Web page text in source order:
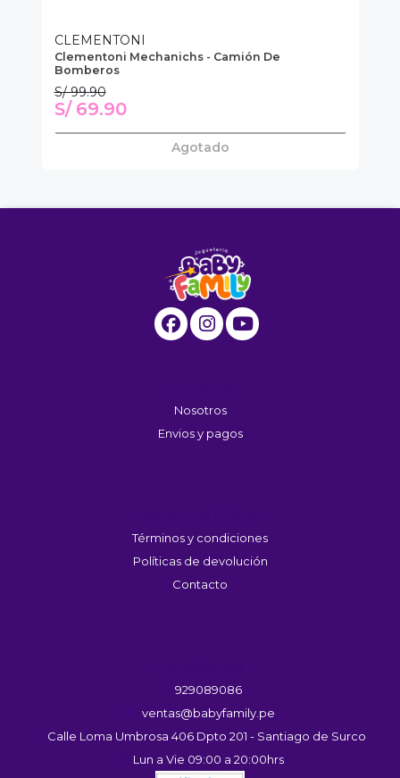
CLEMENTONI
Clementoni Mechanichs - Camión De
Bomberos
S/ 99.90
S/ 69.90
Agotado
Nosotros
Envios y pagos
Términos y condiciones
Políticas de devolución
Contacto
929089086
ventas@babyfamily.pe
Calle Loma Umbrosa 406 Dpto 201 - Santiago de Surco
Lun a Vie 09:00 a 20:00hrs